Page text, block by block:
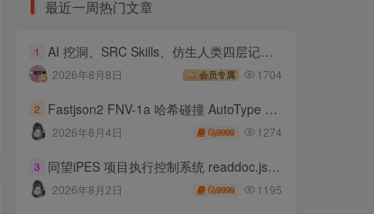
最近一周热门文章
1 AI 挖洞、SRC Skills、仿生人类四层记忆系统
2026年8月8日 会员专属 1704
2 Fastjson2 FNV-1a 哈希碰撞 AutoType 绕过远程代码执行
2026年8月4日 9999 1274
3 同望iPES 项目执行控制系统 readdoc.jsp存在任意文件读取
2026年8月2日 9999 1195